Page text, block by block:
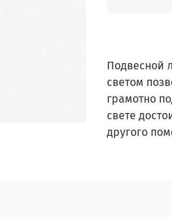
Подвесной
светом
грамотно
свете
другого